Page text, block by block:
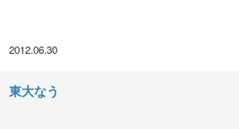
2012.06.30
東大なう